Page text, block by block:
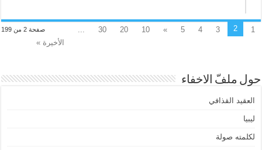
صفحة 2 من 199 1
2
3
4
5
»
10
20
30
...
الأخيرة »
حول ملفّ الاخفاء
العقيد القذافي
ليبيا
لكلمته صولة